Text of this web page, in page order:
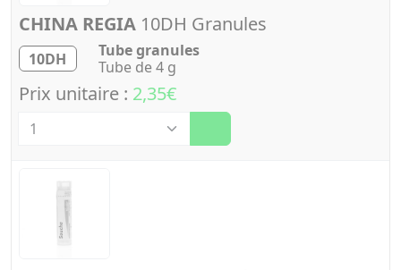
CHINA REGIA 10DH Granules
10DH
Tube granules
Tube de 4 g
Prix unitaire : 2,35€